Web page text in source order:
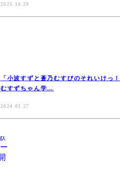
2025.10.29
「小波すずと蒼乃むすびのそれいけっ
むすずちゃん学…
2024.03.27